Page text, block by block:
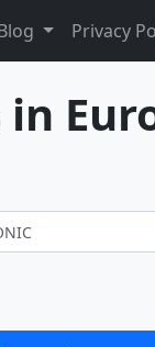
Privacy
in